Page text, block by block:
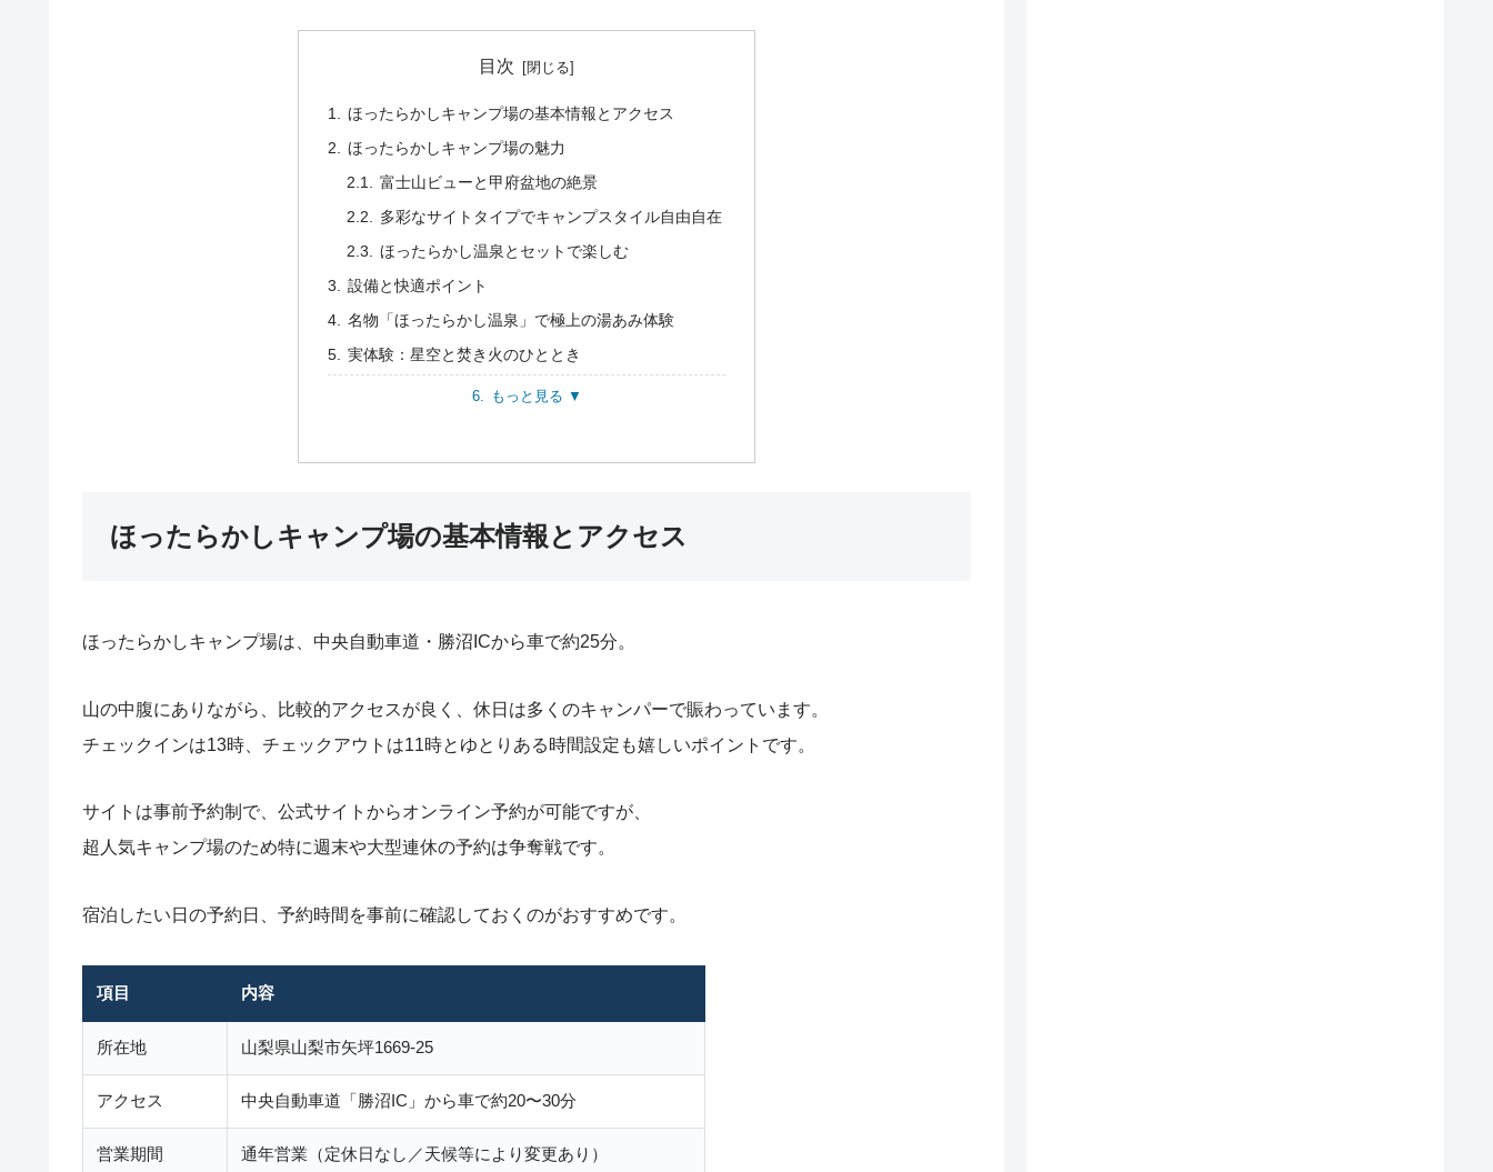
目次
ほったらかしキャンプ場の基本情報とアクセス
ほったらかしキャンプ場の魅力
富士山ビューと甲府盆地の絶景
多彩なサイトタイプでキャンプスタイル自由自在
ほったらかし温泉とセットで楽しむ
設備と快適ポイント
名物「ほったらかし温泉」で極上の湯あみ体験
実体験：星空と焚き火のひととき
もっと見る ▼
ほったらかしキャンプ場の基本情報とアクセス
ほったらかしキャンプ場は、中央自動車道・勝沼ICから車で約25分。
山の中腹にありながら、比較的アクセスが良く、休日は多くのキャンパーで賑わっています。
チェックインは13時、チェックアウトは11時とゆとりある時間設定も嬉しいポイントです。
サイトは事前予約制で、公式サイトからオンライン予約が可能ですが、
超人気キャンプ場のため特に週末や大型連休の予約は争奪戦です。
宿泊したい日の予約日、予約時間を事前に確認しておくのがおすすめです。
項目 内容
所在地 山梨県山梨市矢坪1669-25
アクセス 中央自動車道「勝沼IC」から車で約20〜30分
営業期間 通年営業（定休日なし／天候等により変更あり）